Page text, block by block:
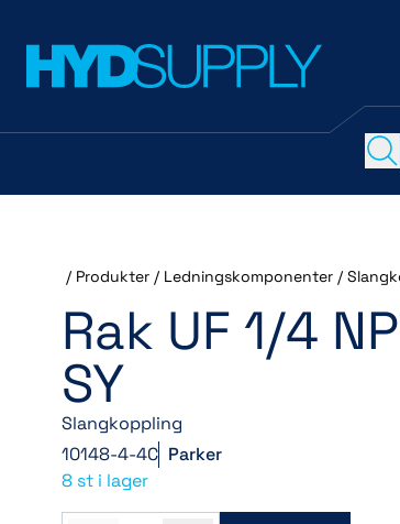
/ Produkter / Ledningskomponenter /
Rak UF 1/4
SY
Slangkoppling
10148-4-4C Parker
8 st i lager